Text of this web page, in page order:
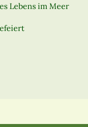
Lebens im Meer